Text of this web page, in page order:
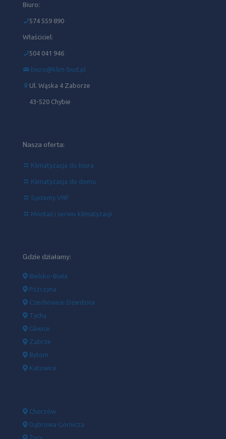
Biuro:
574 559 890
Właściciel:
504 041 946‬
biuro@klim-bud.pl
Ul. Wąska 4 Zaborze
43-520 Chybie
Nasza oferta:
Klimatyzacja do biura
Klimatyzacja do domu
Systemy VRF
Montaż i serwis klimatyzacji
Gdzie działamy:
Bielsko-Biała
Pszczyna
Czechowice-Dziedzice
Tychy
Gliwice
Zabrze
Bytom
Katowice
Chorzów
Dąbrowa Górnicza
Żory